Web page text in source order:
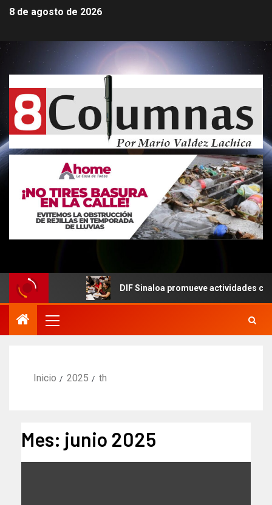
8 de agosto de 2026
DIF Sinaloa promueve actividades culturales en
Inicio 2025 th
Mes: junio 2025